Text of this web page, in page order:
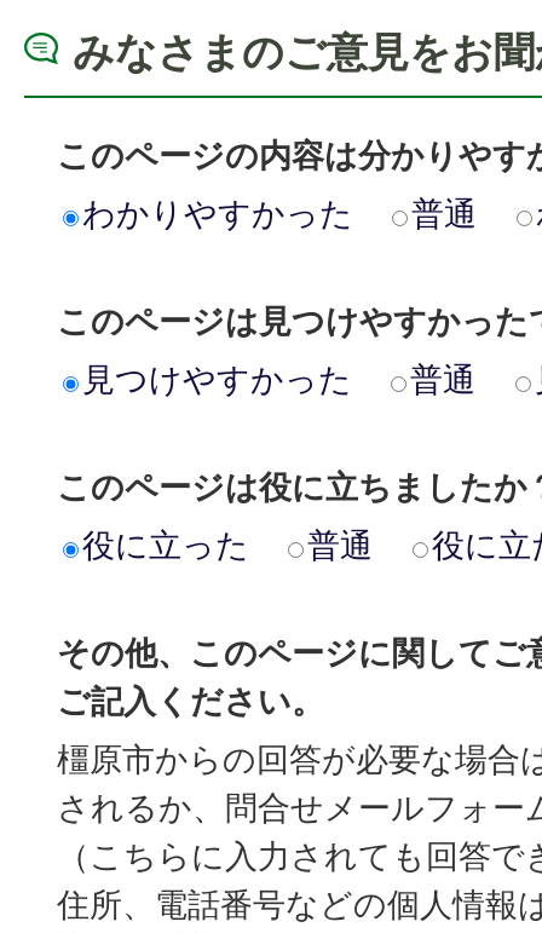
みなさまのご意見をお
このページの内容は分かりやす
わかりやすかった
普通
このページは見つけやすかった
見つけやすかった
普通
このページは役に立ちましたか
役に立った
普通 役に立
その他、このページに関してご
ご記入ください。
橿原市からの回答が必要な場合
されるか、問合せメールフォー
（こちらに入力されても回答
住所、電話番号などの個人情報